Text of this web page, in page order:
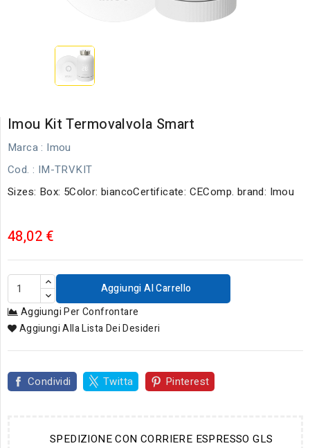
Imou Kit Termovalvola Smart
Marca : Imou
Cod. : IM-TRVKIT
Sizes: Box: 5Color: biancoCertificate: CEComp. brand: Imou
48,02 €
Aggiungi Al Carrello
Aggiungi Per Confrontare
Aggiungi Alla Lista Dei Desideri
Condividi Twitta Pinterest
SPEDIZIONE CON CORRIERE ESPRESSO GLS